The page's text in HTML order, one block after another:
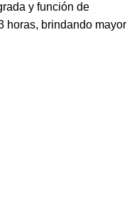
y función de
horas, brindando mayor